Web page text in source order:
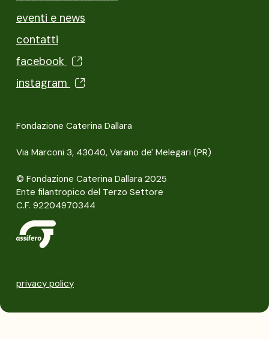
eventi e news
contatti
facebook
instagram
Fondazione Caterina Dallara
Via Marconi 3, 43040, Varano de' Melegari (PR)
© Fondazione Caterina Dallara 2025
Ente filantropico del Terzo Settore
C.F. 92204970344
privacy policy